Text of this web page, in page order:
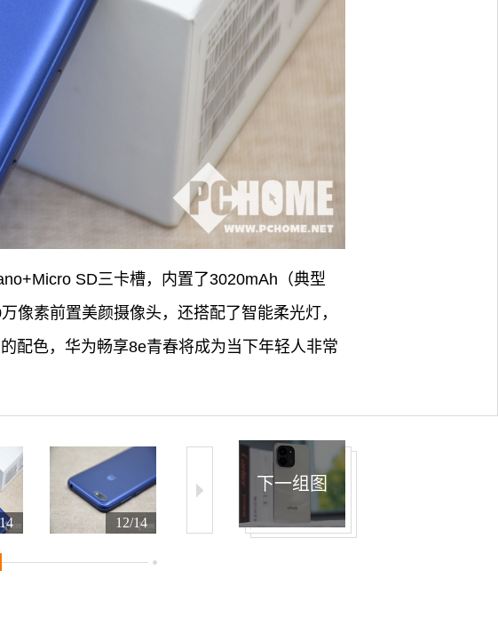
SD三卡槽，内置了3020mAh（典型
像素前置美颜摄像头，还搭配了智能柔光灯，
配色，华为畅享8e青春将成为当下年轻人非常
12/14 13/14
下一组图